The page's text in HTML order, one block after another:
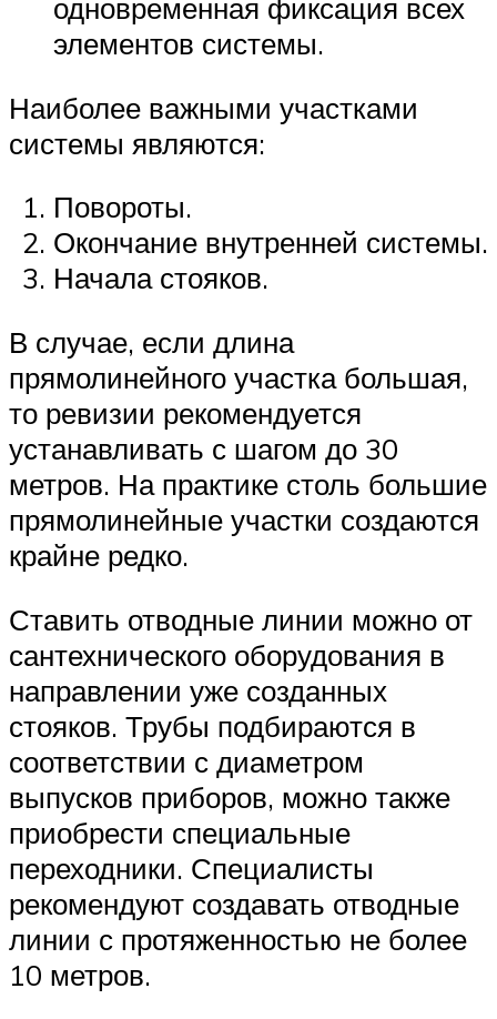
одновременная фиксация всех
элементов системы.
Наиболее важными участками
системы являются:
Повороты.
Окончание внутренней системы.
Начала стояков.
В случае, если длина
прямолинейного участка большая,
то ревизии рекомендуется
устанавливать с шагом до 30
метров. На практике столь большие
прямолинейные участки создаются
крайне редко.
Ставить отводные линии можно от
сантехнического оборудования в
направлении уже созданных
стояков. Трубы подбираются в
соответствии с диаметром
выпусков приборов, можно также
приобрести специальные
переходники. Специалисты
рекомендуют создавать отводные
линии с протяженностью не более
10 метров.